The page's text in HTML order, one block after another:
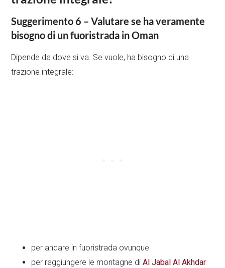
Suggerimento 6 – Valutare se ha veramente
bisogno di un fuoristrada in Oman
Dipende da dove si va. Se vuole, ha bisogno di una
trazione integrale:
per andare in fuoristrada ovunque
per raggiungere le montagne diAl Jabal Al Akhdar